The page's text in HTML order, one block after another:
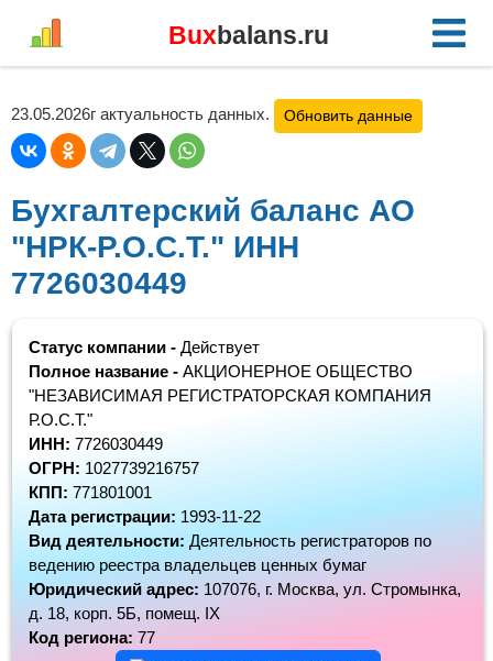
Buxbalans.ru
23.05.2026г актуальность данных. Обновить данные
Бухгалтерский баланс АО
"НРК-Р.О.С.Т." ИНН
7726030449
Статус компании - Действует
Полное название - АКЦИОНЕРНОЕ ОБЩЕСТВО
"НЕЗАВИСИМАЯ РЕГИСТРАТОРСКАЯ КОМПАНИЯ
Р.О.С.Т."
ИНН: 7726030449
ОГРН: 1027739216757
КПП: 771801001
Дата регистрации: 1993-11-22
Вид деятельности: Деятельность регистраторов по
ведению реестра владельцев ценных бумаг
Юридический адрес: 107076, г. Москва, ул. Стромынка,
д. 18, корп. 5Б, помещ. IX
Код региона: 77